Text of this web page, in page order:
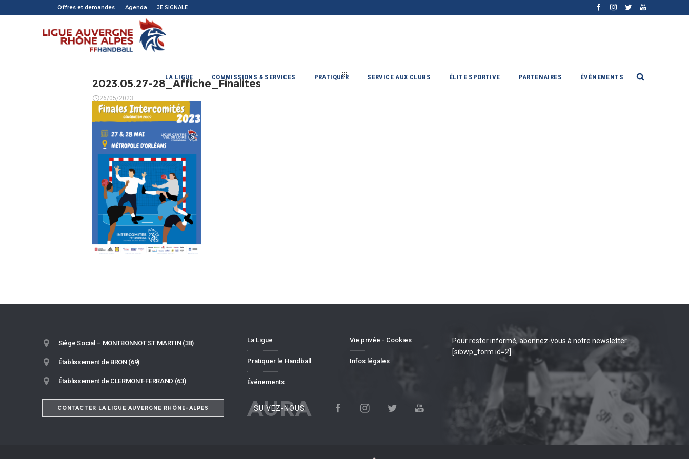
Offres et demandes Agenda JE SIGNALE
LA LIGUE COMMISSIONS & SERVICES PRATIQUER SERVICE AUX CLUBS ÉLITE SPORTIVE PARTENAIRES ÉVÈNEMENTS
2023.05.27-28_Affiche_Finalites
26/05/2023
Siège Social – MONTBONNOT ST MARTIN (38)
Établissement de BRON (69)
Établissement de CLERMONT-FERRAND (63)
CONTACTER LA LIGUE AUVERGNE RHÔNE-ALPES
La Ligue
Pratiquer le Handball
Événements
Vie privée - Cookies
Infos légales
AURA
SUIVEZ-NOUS
Pour rester informé, abonnez-vous à notre newsletter
[sibwp_form id=2]